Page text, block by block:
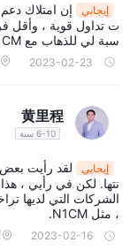
إيجابي
إن امتلاك
ت تداول قوية ، وأقل
سبة لي للذهاب مع N1CM.
2023-02-23
黄里程
6-10 سنة
إيجابي
لقد رأيت بعض
نتها. لكن في رأيي ،
الشركات التي لديها
، مثل N1CM.
2023-02-16